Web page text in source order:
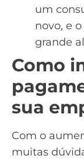
um
novo, e
grande
Como
sua
Com o
muitas